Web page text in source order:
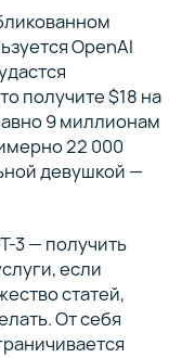
OpenAI
получите $18 на
9 миллионам
22 000
девушкой —
3 — получить
если
статей,
От себя